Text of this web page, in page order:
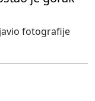
fotografije